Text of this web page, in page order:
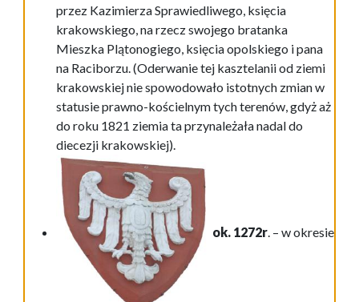
przez Kazimierza Sprawiedliwego, księcia
krakowskiego, na rzecz swojego bratanka
Mieszka Plątonogiego, księcia opolskiego i pana
na Raciborzu. (Oderwanie tej kasztelanii od ziemi
krakowskiej nie spowodowało istotnych zmian w
statusie prawno-kościelnym tych terenów, gdyż aż
do roku 1821 ziemia ta przynależała nadal do
diecezji krakowskiej).
ok. 1272r. – w okresie